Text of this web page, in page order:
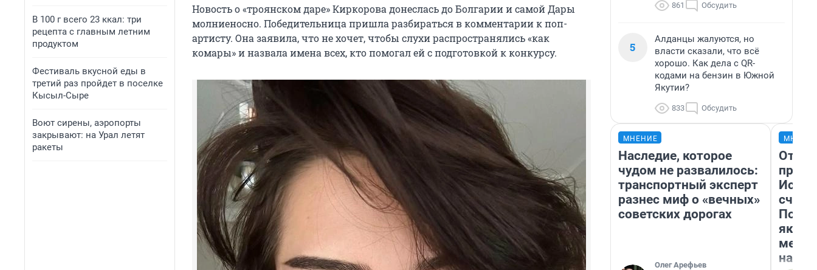
В 100 г всего 23 ккал: три
рецепта с главным летним
продуктом
Фестиваль вкусной еды в
третий раз пройдет в поселке
Кысыл-Сыре
Воют сирены, аэропорты
закрывают: на Урал летят
ракеты
Новость о «троянском даре» Киркорова донеслась до Болгарии и самой Дары
молниеносно. Победительница пришла разбираться в комментарии к поп-
артисту. Она заявила, что не хочет, чтобы слухи распространялись «как
комары» и назвала имена всех, кто помогал ей с подготовкой к конкурсу.
861 Обсудить
5
Алданцы жалуются, но
власти сказали, что всё
хорошо. Как дела с QR-
кодами на бензин в Южной
Якутии?
833 Обсудить
МНЕНИЕ
Наследие, которое
чудом не развалилось:
транспортный эксперт
разнес миф о «вечных»
советских дорогах
Олег Арефьев
метр